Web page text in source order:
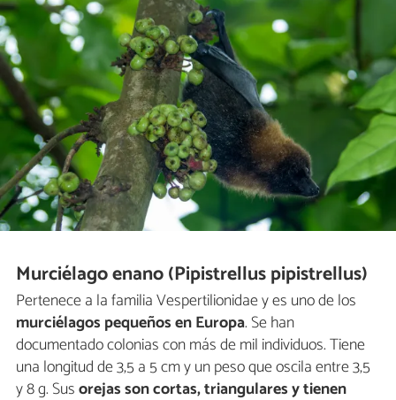
Murciélago enano (Pipistrellus pipistrellus)
Pertenece a la familia Vespertilionidae y es uno de los
murciélagos pequeños en Europa. Se han
documentado colonias con más de mil individuos. Tiene
una longitud de 3,5 a 5 cm y un peso que oscila entre 3,5
y 8 g. Susorejas son cortas, triangulares y tienen